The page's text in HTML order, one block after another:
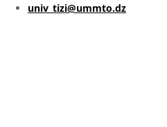
univ_tizi@ummto.dz